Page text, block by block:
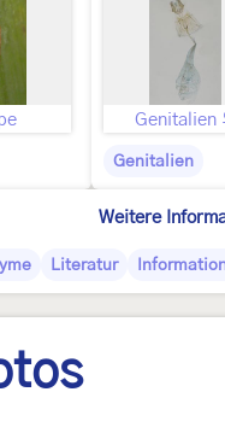
Genitalien
Genitalien
Weitere
Literatur